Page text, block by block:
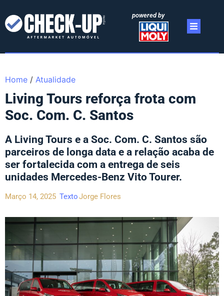
powered by
Home / Atualidade
Living Tours reforça frota com
Soc. Com. C. Santos
A Living Tours e a Soc. Com. C. Santos são
parceiros de longa data e a relação acaba de
ser fortalecida com a entrega de seis
unidades Mercedes-Benz Vito Tourer.
Março 14, 2025 TextoJorge Flores